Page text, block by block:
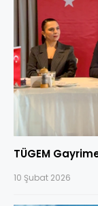
TÜGEM
10 Şubat 2026